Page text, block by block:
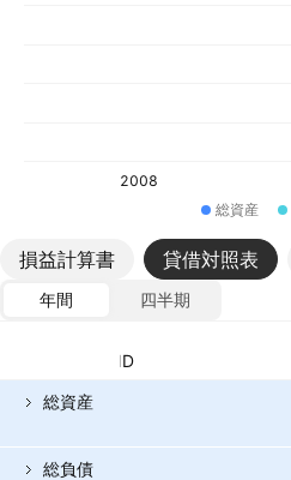
2008
総資産
損益計算書 貸借対照表
年間
四半期
通貨: VND
総資産
総負債